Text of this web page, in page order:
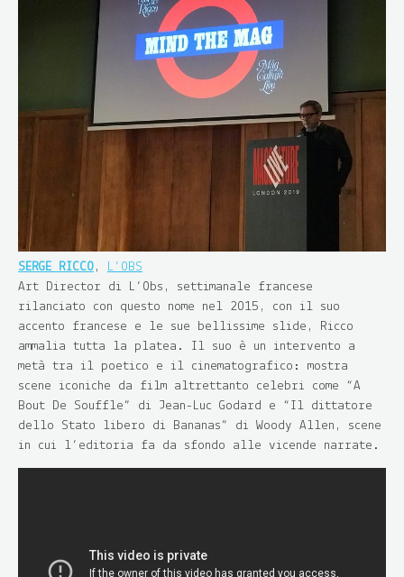
SERGE RICCO , L’OBS
Art Director di L’Obs, settimanale francese
rilanciato con questo nome nel 2015, con il suo
accento francese e le sue bellissime slide, Ricco
ammalia tutta la platea. Il suo è un intervento a
metà tra il poetico e il cinematografico: mostra
scene iconiche da film altrettanto celebri come “A
Bout De Souffle” di Jean-Luc Godard e “Il dittatore
dello Stato libero di Bananas” di Woody Allen, scene
in cui l’editoria fa da sfondo alle vicende narrate.